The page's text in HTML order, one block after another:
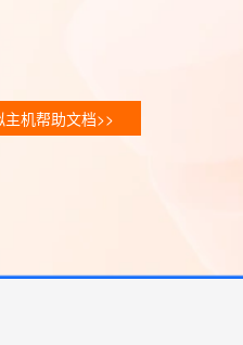
机帮助文档>>